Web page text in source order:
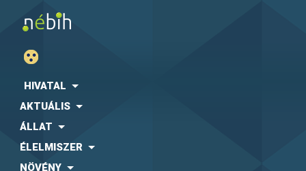
HIVATAL
AKTUÁLIS
ÁLLAT
ÉLELMISZER
NÖVÉNY